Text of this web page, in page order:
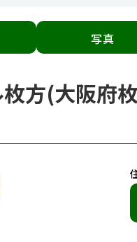
写真
方(大阪府